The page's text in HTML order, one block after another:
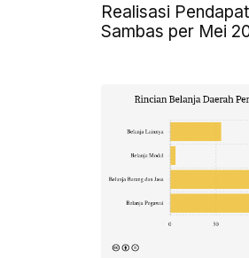
Realisasi
Sambas per Mei